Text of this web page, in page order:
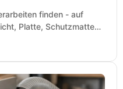
finden - auf
Platte, Schutzmatte